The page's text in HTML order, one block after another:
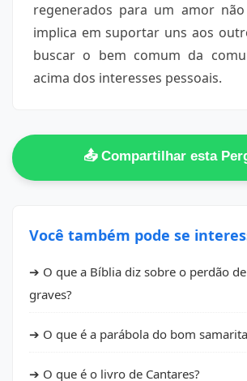
regenerados para um amor
implica em suportar uns aos
buscar o bem comum da
acima dos interesses pessoais.
📤 Compartilhar esta
Você também pode se
➔ O que a Bíblia diz sobre o perdão
graves?
➔ O que é a parábola do bom
➔ O que é o livro de Cantares?